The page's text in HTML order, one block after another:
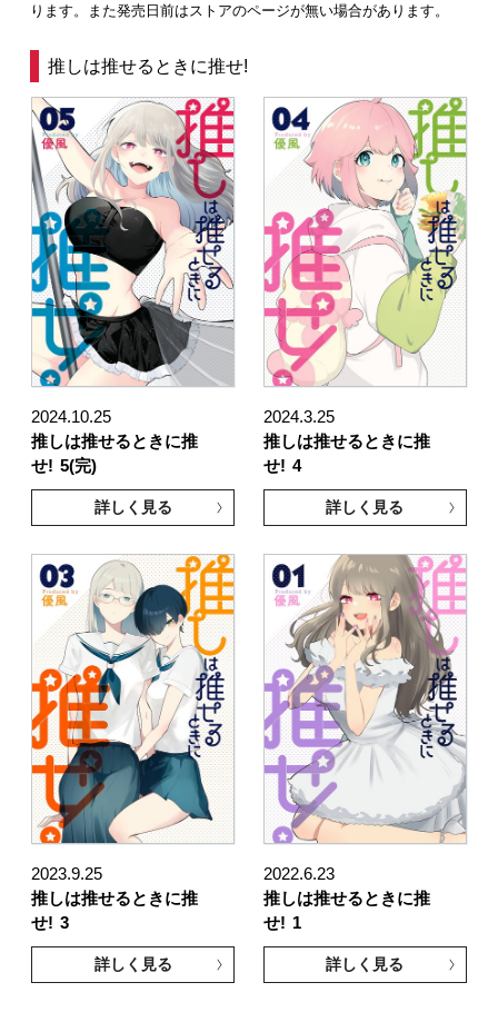
ります。また発売日前はストアのページが無い場合があります。
推しは推せるときに推せ!
2024.10.25
推しは推せるときに推
せ! 5(完)
詳しく見る
2024.3.25
推しは推せるときに推
せ! 4
詳しく見る
2023.9.25
推しは推せるときに推
せ! 3
詳しく見る
2022.6.23
推しは推せるときに推
せ! 1
詳しく見る